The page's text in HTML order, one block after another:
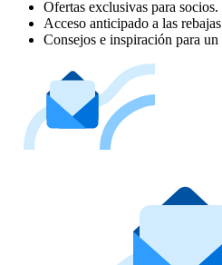
Ofertas exclusivas para socios.
Acceso anticipado a las rebajas
Consejos e inspiración para